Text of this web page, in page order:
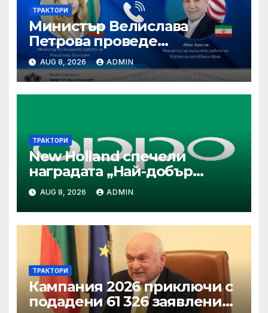
ТРАКТОРИ
Министър Велислава
Петрова проведе
телефонен разговор с
министъра на външните
работи на Ислямска
република Иран Абас
AUG 8, 2026 ADMIN
ТРАКТОРИ
New Holland спечели
наградата „Най-добър
специализиран трактор“ на
конкурса Tractor of the Year
2026
AUG 8, 2026 ADMIN
ТРАКТОРИ
Кампания 2026 приключи с
подадени 61 326 заявления